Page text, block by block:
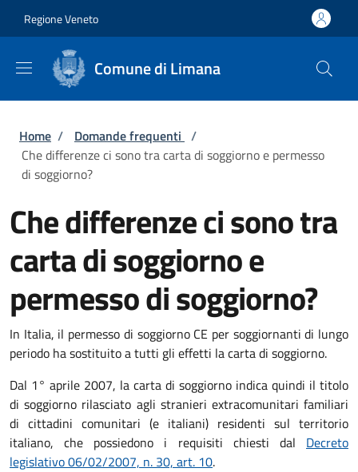
Regione Veneto
Comune di Limana
Briciole di pane
Home / Domande frequenti /
Che differenze ci sono tra carta di soggiorno e permesso
di soggiorno?
Che differenze ci sono tra
carta di soggiorno e
permesso di soggiorno?
In Italia, il permesso di soggiorno CE per soggiornanti di lungo
periodo ha sostituito a tutti gli effetti la carta di soggiorno.
Dal 1° aprile 2007, la carta di soggiorno indica quindi il titolo
di soggiorno rilasciato agli stranieri extracomunitari familiari
di cittadini comunitari (e italiani) residenti sul territorio
italiano, che possiedono i requisiti chiesti dal Decreto
legislativo 06/02/2007, n. 30, art. 10.